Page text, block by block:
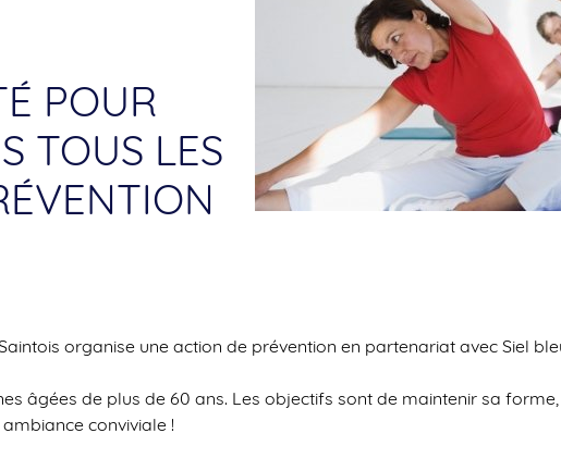
POUR
TOUS LES
organise une action de prévention en partenariat avec Siel
âgées de plus de 60 ans. Les objectifs sont de maintenir sa
conviviale !